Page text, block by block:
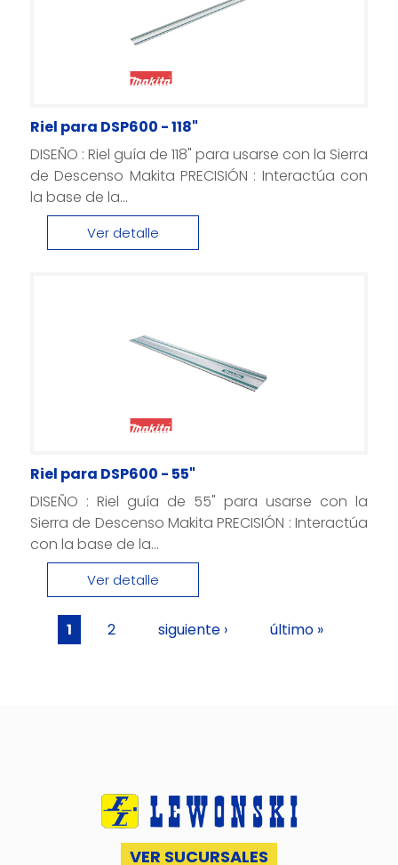
Riel para DSP600 - 118"
DISEÑO : Riel guía de 118" para usarse con la Sierra
de Descenso Makita PRECISIÓN : Interactúa con
la base de la...
Ver detalle
Riel para DSP600 - 55"
DISEÑO : Riel guía de 55" para usarse con la
Sierra de Descenso Makita PRECISIÓN : Interactúa
con la base de la...
Ver detalle
Páginas
1 2 siguiente › último »
VER SUCURSALES